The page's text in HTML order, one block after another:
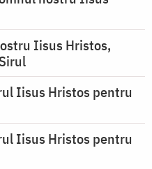
Iisus Hristos,
Iisus Hristos pentru
Iisus Hristos pentru